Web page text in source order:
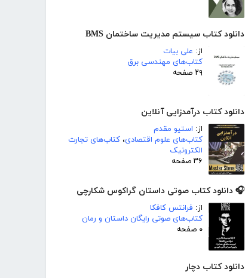
دانلود کتاب سیستم مدیریت ساختمان BMS
از: علی بیات
کتاب‌های مهندسی برق
۲۹ صفحه
دانلود کتاب درآمدزایی آنلاین
از: استیو مقدم
کتاب‌های علوم اقتصادی، کتاب‌های تجارت
الکترونیک
۳۶ صفحه
🎧 دانلود کتاب صوتی داستان گراکوس شکارچی
از: فرانتس کافکا
کتاب‌های صوتی رایگان داستان و رمان
۰ صفحه
دانلود کتاب دچار